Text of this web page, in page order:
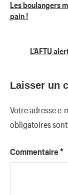
Navigation
de
Les boulangers
pain !
L’AFTU
Laisser un
Votre adresse e-
obligatoires
Commentaire *